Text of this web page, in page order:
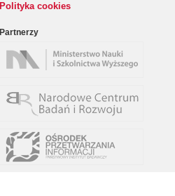
Polityka cookies
Partnerzy